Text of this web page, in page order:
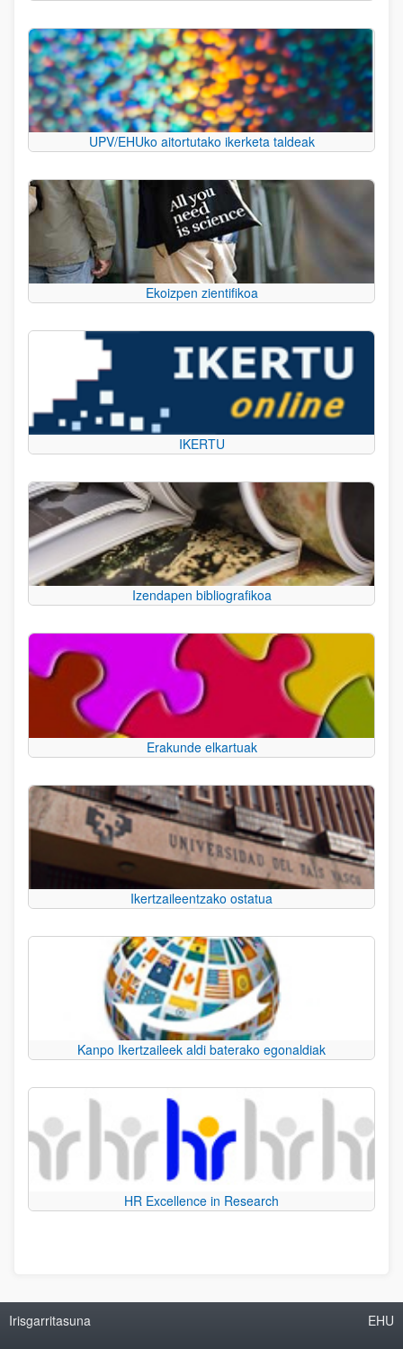
UPV/EHUko aitortutako ikerketa taldeak
Ekoizpen zientifikoa
IKERTU
Izendapen bibliografikoa
Erakunde elkartuak
Ikertzaileentzako ostatua
Kanpo Ikertzaileek aldi baterako egonaldiak
HR Excellence in Research
Irisgarritasuna EHU